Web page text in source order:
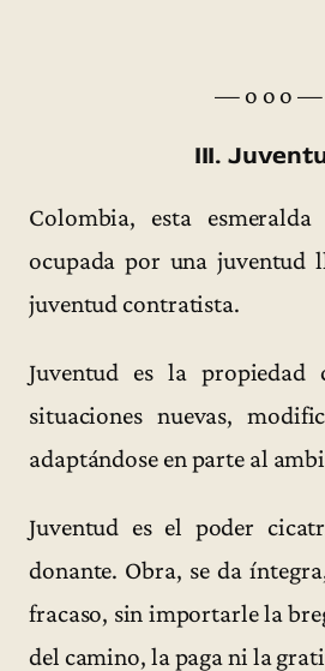
— o o o —
III.
Colombia, esta
ocupada por una juventud
juventud contratista.
Juventud es la propiedad
situaciones nuevas,
adaptándose en parte al
Juventud es el poder
donante. Obra, se da
fracaso, sin importarle la
del camino, la paga ni la